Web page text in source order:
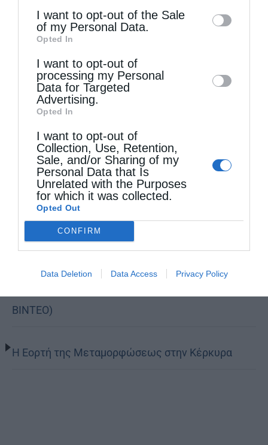
information may also be disclosed by us to
third parties on theIAB’s List of
Downstream Participants
disclose it to other third parties.
I want to opt-out of the Sale
of my Personal Data.
Opted In
I want to opt-out of
processing my Personal
Data for Targeted
Advertising.
Opted In
I want to opt-out of
Collection, Use, Retention,
Sale, and/or Sharing of my
Personal Data that Is
Unrelated with the Purposes
for which it was collected.
Opted Out
CONFIRM
Data Deletion Data Access Privacy Policy
Τελευταία άρθρα
Μακριά από τον Χριστό
Η Εορτή του Αγίου Καλλινίκου στην Καστοριά
(ΦΩΤΟ)
Να είσαι μακρόθυμος
Η Καστοριά τίμησε τον προστάτη των παιδιών
ΒΙΝΤΕΟ)
Η Εορτή της Μεταμορφώσεως στην Κέρκυρα